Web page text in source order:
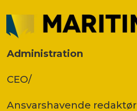
Administration
CEO/
Ansvars­havende redaktør